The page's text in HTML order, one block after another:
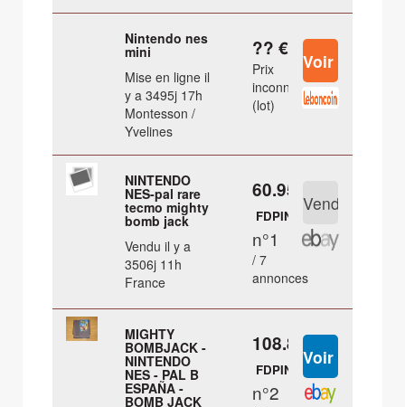
Nintendo nes
mini
Mise en ligne il
y a 3495j 17h
Montesson /
Yvelines
?? €
Prix
inconnu
(lot)
NINTENDO
NES-pal rare
tecmo mighty
bomb jack
Vendu il y a
3506j 11h
France
60.95 €
FDPIN
n°1
/ 7
annonces
MIGHTY
BOMBJACK -
NINTENDO
NES - PAL B
ESPAÑA -
BOMB JACK
108.8 €
FDPIN
n°2